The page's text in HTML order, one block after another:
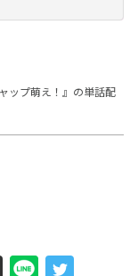
ップ萌え！』の単話配